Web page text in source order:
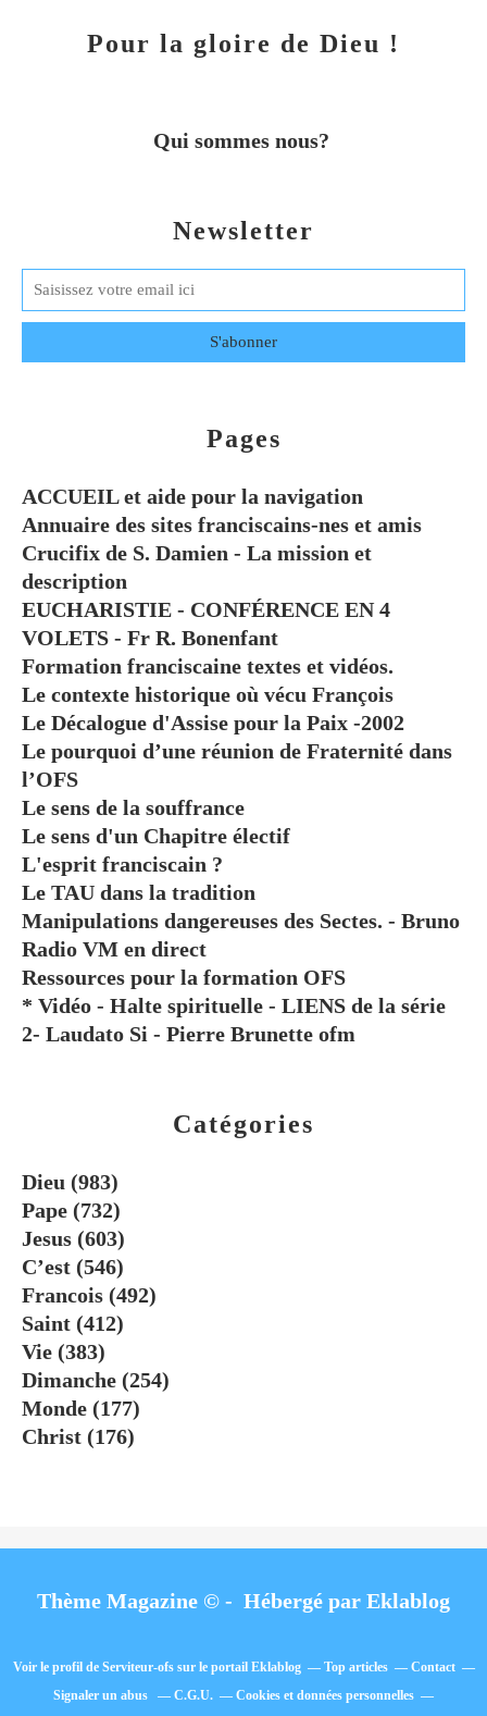
Newsletter
Catégories
Dieu (983)
Pape (732)
Jesus (603)
C’est (546)
Francois (492)
Saint (412)
Vie (383)
Dimanche (254)
Monde (177)
Christ (176)
Pages
ACCUEIL et aide pour la navigation
Annuaire des sites franciscains-nes et amis
Crucifix de S. Damien - La mission et
description
EUCHARISTIE - CONFÉRENCE EN 4
VOLETS - Fr R. Bonenfant
Formation franciscaine textes et vidéos.
Le contexte historique où vécu François
Le Décalogue d'Assise pour la Paix -2002
Le pourquoi d’une réunion de Fraternité dans
l’OFS
Le sens de la souffrance
Le sens d'un Chapitre électif
L'esprit franciscain ?
Le TAU dans la tradition
Manipulations dangereuses des Sectes. - Bruno
Radio VM en direct
Ressources pour la formation OFS
* Vidéo - Halte spirituelle - LIENS de la série
2- Laudato Si - Pierre Brunette ofm
Pour la gloire de Dieu !
Qui sommes nous?
Thème Magazine © - Hébergé par Eklablog
Voir le profil de Serviteur-ofssur le portail Eklablog Top articles
Contact
Signaler un abus
C.G.U.
Cookies et données personnelles